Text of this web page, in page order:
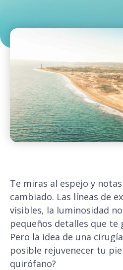
Te miras al espejo y
cambiado. Las líneas de
visibles, la luminosidad
pequeños detalles que te
Pero la idea de una
posible rejuvenecer tu
quirófano?